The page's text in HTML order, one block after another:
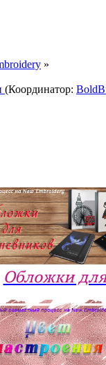
»
(Координатор:
Обложки